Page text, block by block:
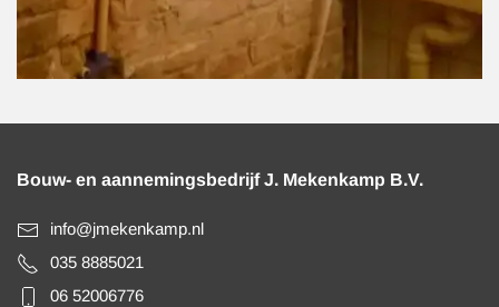
Bouw- en aannemingsbedrijf J. Mekenkamp B.V.
info@jmekenkamp.nl
035 8885021
06 52006776